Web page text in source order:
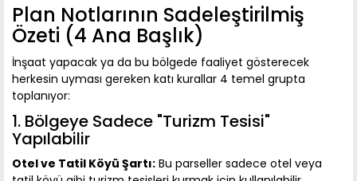
Plan Notlarının Sadeleştirilmiş
Özeti (4 Ana Başlık)
İnşaat yapacak ya da bu bölgede faaliyet gösterecek
herkesin uyması gereken katı kurallar 4 temel grupta
toplanıyor:
1. Bölgeye Sadece "Turizm Tesisi"
Yapılabilir
Otel ve Tatil Köyü Şartı: Bu parseller sadece otel veya